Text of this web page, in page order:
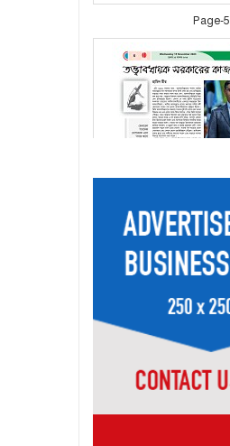
Page-5
Page-6